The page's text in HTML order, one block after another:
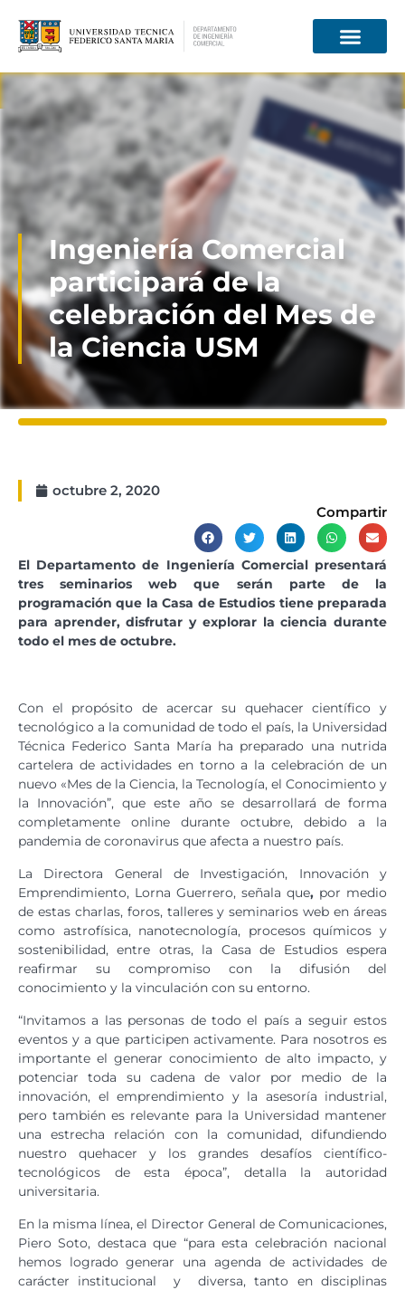
Información para
Ingeniería Comercial
participará de la
celebración del Mes de
la Ciencia USM
octubre 2, 2020
Compartir
El Departamento de Ingeniería Comercial presentará
tres seminarios web que serán parte de la
programación que la Casa de Estudios tiene preparada
para aprender, disfrutar y explorar la ciencia durante
todo el mes de octubre.
Con el propósito de acercar su quehacer científico y
tecnológico a la comunidad de todo el país, la Universidad
Técnica Federico Santa María ha preparado una nutrida
cartelera de actividades en torno a la celebración de un
nuevo «Mes de la Ciencia, la Tecnología, el Conocimiento y
la Innovación”, que este año se desarrollará de forma
completamente online durante octubre, debido a la
pandemia de coronavirus que afecta a nuestro país.
La Directora General de Investigación, Innovación y
Emprendimiento, Lorna Guerrero, señala que, por medio
de estas charlas, foros, talleres y seminarios web en áreas
como astrofísica, nanotecnología, procesos químicos y
sostenibilidad, entre otras, la Casa de Estudios espera
reafirmar su compromiso con la difusión del
conocimiento y la vinculación con su entorno.
“Invitamos a las personas de todo el país a seguir estos
eventos y a que participen activamente. Para nosotros es
importante el generar conocimiento de alto impacto, y
potenciar toda su cadena de valor por medio de la
innovación, el emprendimiento y la asesoría industrial,
pero también es relevante para la Universidad mantener
una estrecha relación con la comunidad, difundiendo
nuestro quehacer y los grandes desafíos científico-
tecnológicos de esta época”, detalla la autoridad
universitaria.
En la misma línea, el Director General de Comunicaciones,
Piero Soto, destaca que “para esta celebración nacional
hemos logrado generar una agenda de actividades de
carácter institucional y diversa, tanto en disciplinas